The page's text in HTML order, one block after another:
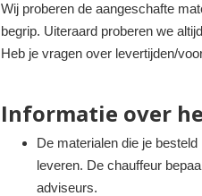
Wij proberen de aangeschafte
begrip. Uiteraard proberen we
Heb je vragen over levertijden/
Informatie over
De materialen die je
leveren. De chauffeur
adviseurs.